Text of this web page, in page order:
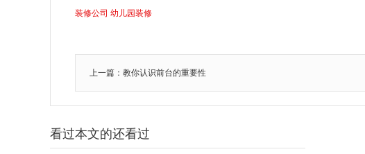
装修公司 幼儿园装修
上一篇：教你认识前台的重要性
看过本文的还看过